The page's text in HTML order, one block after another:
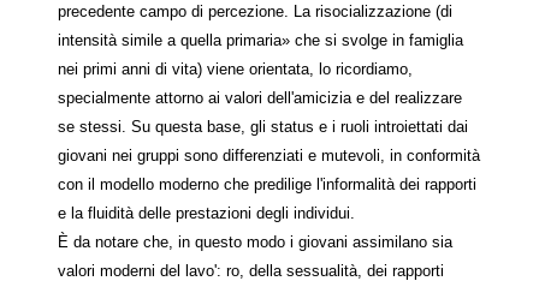
precedente campo di percezione. La risocializzazione (di
intensità simile a quella primaria» che si svolge in famiglia
nei primi anni di vita) viene orientata, lo ricordiamo,
specialmente attorno ai valori dell'amicizia e del realizzare
se stessi. Su questa base, gli status e i ruoli introiettati dai
giovani nei gruppi sono differenziati e mutevoli, in conformità
con il modello moderno che predilige l'informalità dei rapporti
e la fluidità delle prestazioni degli individui.
È da notare che, in questo modo i giovani assimilano sia
valori moderni del lavo': ro, della sessualità, dei rapporti